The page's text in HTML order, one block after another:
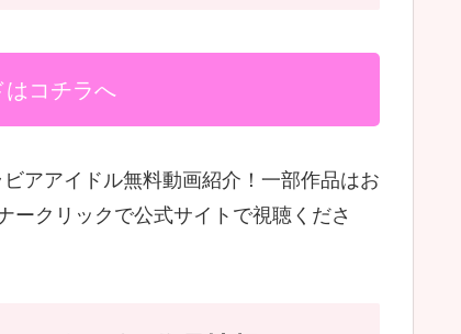
はコチラへ
アアイドル無料動画紹介！一部作品はお
ークリックで公式サイトで視聴くださ